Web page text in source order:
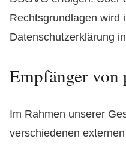
Rechtsgrundlagen wird
Datenschutzerklärung
Empfänger von
Im Rahmen unserer
verschiedenen